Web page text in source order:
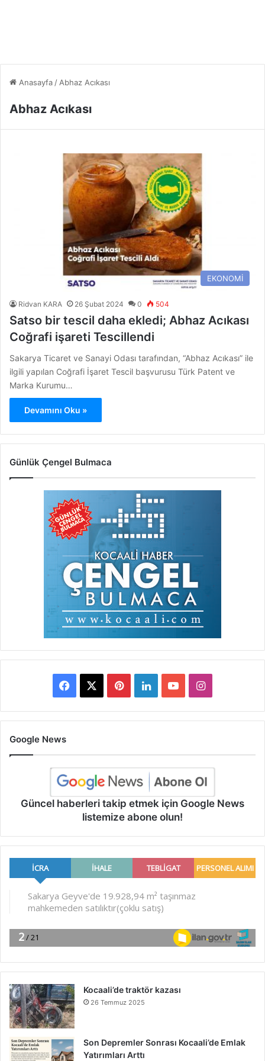
Anasayfa / Abhaz Acıkası
Abhaz Acıkası
EKONOMİ
Ridvan KARA 26 Şubat 2024 0 504
Satso bir tescil daha ekledi; Abhaz Acıkası
Coğrafi işareti Tescillendi
Sakarya Ticaret ve Sanayi Odası tarafından, “Abhaz Acıkası” ile
ilgili yapılan Coğrafi İşaret Tescil başvurusu Türk Patent ve
Marka Kurumu…
Devamını Oku »
Günlük Çengel Bulmaca
Facebook PinterestLinkedInYouTubeInstagram
Google News
Güncel haberleri takip etmek için Google News
listemize abone olun!
Kocaali’de traktör kazası
26 Temmuz 2025
Son Depremler Sonrası Kocaali’de Emlak
Yatırımları Arttı